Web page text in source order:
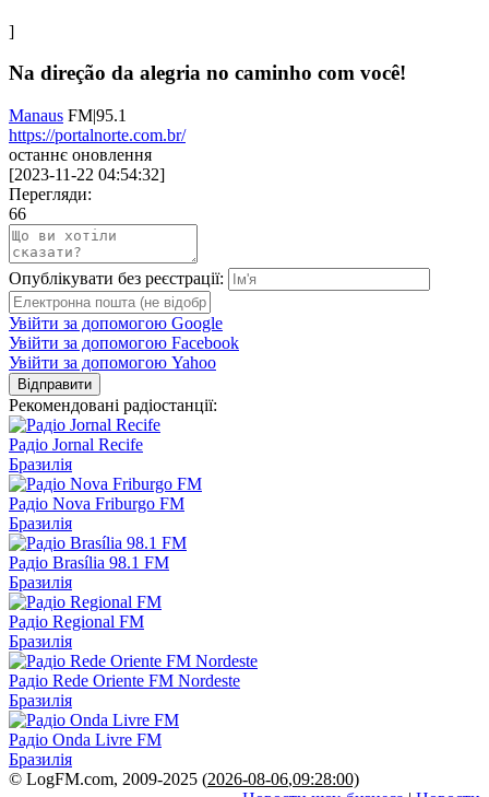
]
Na direção da alegria no caminho com você!
Manaus FM|95.1
https://portalnorte.com.br/
останнє оновлення
[2023-11-22 04:54:32]
Перегляди:
66
Опублікувати без реєстрації:
Увійти за допомогою Google
Увійти за допомогою Facebook
Увійти за допомогою Yahoo
Відправити
Рекомендовані радіостанції:
Радіо Jornal Recife
Бразилія
Радіо Nova Friburgo FM
Бразилія
Радіо Brasília 98.1 FM
Бразилія
Радіо Regional FM
Бразилія
Радіо Rede Oriente FM Nordeste
Бразилія
Радіо Onda Livre FM
Бразилія
© LogFM.com, 2009-2025 (2026-08-06,09:28:00)